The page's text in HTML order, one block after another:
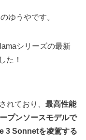
ゆうやです。
シリーズの最新
た！
れており、 最高性能
プンソースモデルで
3 Sonnetを凌駕する